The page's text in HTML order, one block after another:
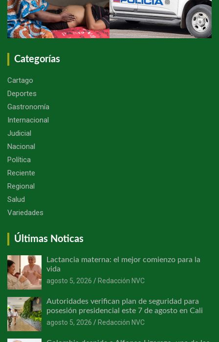
Categorías
Cartago
Deportes
Gastronomía
Internacional
Judicial
Nacional
Política
Reciente
Regional
Salud
Variedades
Últimas Noticas
Lactancia materna: el mejor comienzo para la
vida
agosto 5, 2026
Redacción NVC
Autoridades verifican plan de seguridad para
posesión presidencial este 7 de agosto en Cali
agosto 5, 2026
Redacción NVC